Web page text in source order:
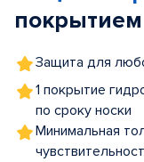
покрытием
Защита для
1 покрытие
по сроку носки
Минимальная